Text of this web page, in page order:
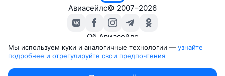
Авиасейлс© 2007–2026
Об Авиасейлс
Пресс‑центр
Travelpayouts
Мы используем куки и аналогичные технологии — узнайте
подробнее и отрегулируйте свои предпочтения